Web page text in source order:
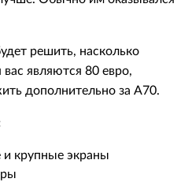
решить, насколько
являются 80 евро,
дополнительно за А70.
и крупные экраны